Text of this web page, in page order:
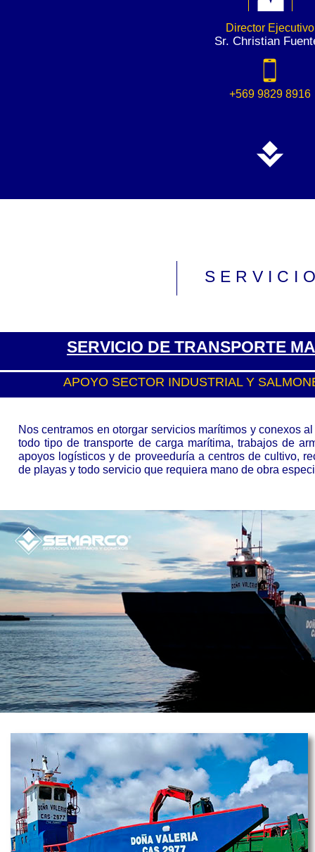
Director Ejecutivo
Sr. Christian
+569 9829 8916
SERVICIO DE TRANSPORTE
APOYO SECTOR INDUSTRIAL Y
Nos centramos en otorgar servicios marítimos y conexos
todo tipo de transporte de carga marítima, trabajos de
apoyos logísticos y de proveeduría a centros de cultivo,
de playas y todo servicio que requiera mano de obra